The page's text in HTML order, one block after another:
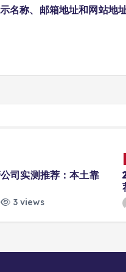
名称、邮箱地址和网站地
人机培训机构实测推
3 views